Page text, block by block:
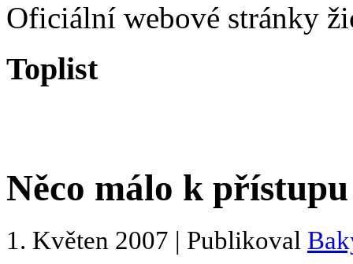
Oficiální webové stránky
Toplist
Něco málo k
1. Květen 2007 | Publikoval